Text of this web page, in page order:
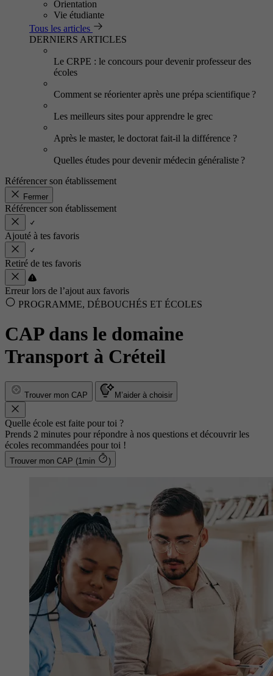
Orientation
Vie étudiante
Tous les articles
DERNIERS ARTICLES
Le CRPE : le concours pour devenir professeur des
écoles
Comment se réorienter après une prépa scientifique ?
Les meilleurs sites pour apprendre le grec
Après le master, le doctorat fait-il la différence ?
Quelles études pour devenir médecin généraliste ?
Référencer son établissement
Fermer
Référencer son établissement
Ajouté à tes favoris
Retiré de tes favoris
Erreur lors de l’ajout aux favoris
PROGRAMME, DÉBOUCHÉS ET ÉCOLES
CAP dans le domaine
Transport à Créteil
Trouver mon CAP M’aider à choisir
Quelle école est faite pour toi ?
Prends 2 minutes pour répondre à nos questions et découvrir les
écoles recommandées pour toi !
Trouver mon CAP (1min )